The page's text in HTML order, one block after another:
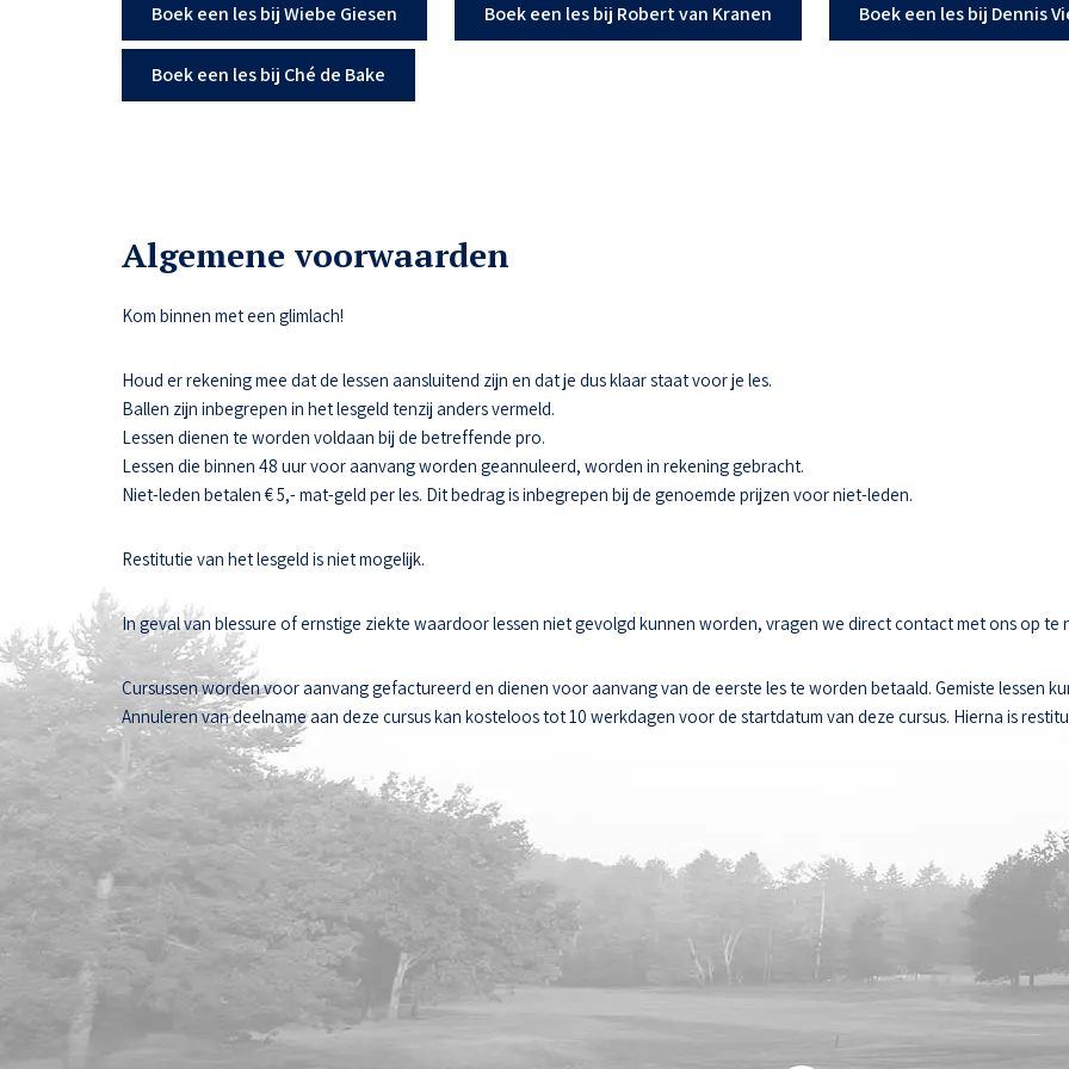
Boek een les bij Wiebe Giesen Boek een les bij Robert van Kranen Boek een les bij Dennis
Boek een les bij Ché de Bake
Algemene voorwaarden
Kom binnen met een glimlach!
Houd er rekening mee dat de lessen aansluitend zijn en dat je dus klaar staat voor je les.
Ballen zijn inbegrepen in het lesgeld tenzij anders vermeld.
Lessen dienen te worden voldaan bij de betreffende pro.
Lessen die binnen 48 uur voor aanvang worden geannuleerd, worden in rekening gebracht.
Niet-leden betalen € 5,- mat-geld per les. Dit bedrag is inbegrepen bij de genoemde prijzen voor niet-leden.
Restitutie van het lesgeld is niet mogelijk.
In geval van blessure of ernstige ziekte waardoor lessen niet gevolgd kunnen worden, vragen we direct contact met ons op te
Cursussen worden voor aanvang gefactureerd en dienen voor aanvang van de eerste les te worden betaald. Gemiste lessen
Annuleren van deelname aan deze cursus kan kosteloos tot 10 werkdagen voor de startdatum van deze cursus. Hierna is